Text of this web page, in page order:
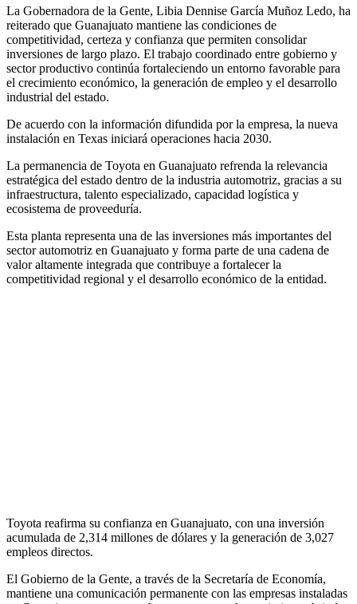
La Gobernadora de la Gente, Libia Dennise García Muñoz Ledo, ha
reiterado que Guanajuato mantiene las condiciones de
competitividad, certeza y confianza que permiten consolidar
inversiones de largo plazo. El trabajo coordinado entre gobierno y
sector productivo continúa fortaleciendo un entorno favorable para
el crecimiento económico, la generación de empleo y el desarrollo
industrial del estado.
De acuerdo con la información difundida por la empresa, la nueva
instalación en Texas iniciará operaciones hacia 2030.
La permanencia de Toyota en Guanajuato refrenda la relevancia
estratégica del estado dentro de la industria automotriz, gracias a su
infraestructura, talento especializado, capacidad logística y
ecosistema de proveeduría.
Esta planta representa una de las inversiones más importantes del
sector automotriz en Guanajuato y forma parte de una cadena de
valor altamente integrada que contribuye a fortalecer la
competitividad regional y el desarrollo económico de la entidad.
Toyota reafirma su confianza en Guanajuato, con una inversión
acumulada de 2,314 millones de dólares y la generación de 3,027
empleos directos.
El Gobierno de la Gente, a través de la Secretaría de Economía,
mantiene una comunicación permanente con las empresas instaladas